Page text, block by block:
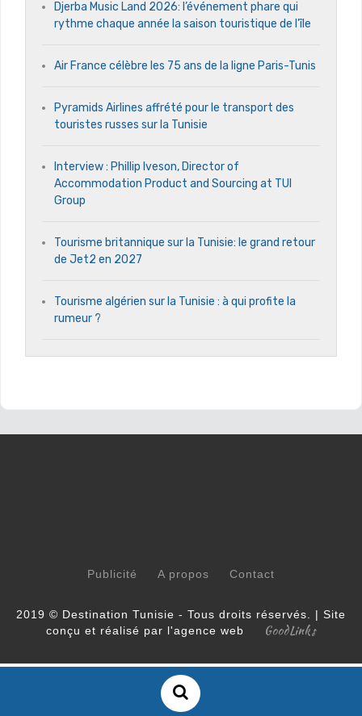
Djerba Music Land 2026: l’événement phare qui
rythme chaque année la saison touristique de l’île
Air France célèbre les 75 ans de la ligne Paris-Tunis
Pyramids Airlines affrété pour le transport des
touristes russes sur la Tunisie
Interview : Phillip Iveson, Director of
Accommodation Product and Sourcing at TUI
Group
Tourisme britannique sur la Tunisie: le grand retour
de Jet2 en 2027
Tourisme algérien sur la Tunisie : à qui profite la
rumeur ?
Publicité A propos Contact
2019 © Destination Tunisie - Tous droits réservés. | Site
conçu et réalisé par l'agence web
GoodLinks